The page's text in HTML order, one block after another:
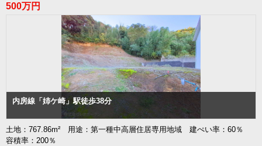
500万円
内房線「姉ケ崎」駅徒歩38分
土地：767.86m² 用途：第一種中高層住居専用地域 建ぺい率：60％
容積率：200％